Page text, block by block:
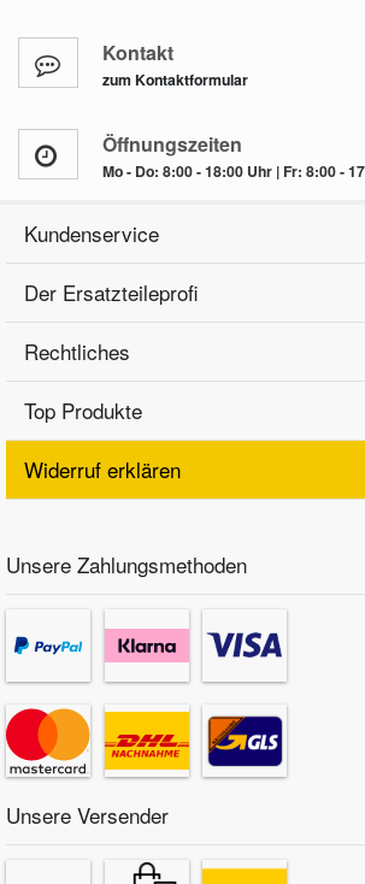
Kontakt
zum Kontaktformular
Öffnungszeiten
Mo - Do: 8:00 - 18:00 Uhr | Fr: 8:00 -
Kundenservice
Der Ersatzteileprofi
Rechtliches
Top Produkte
Widerruf erklären
Unsere Zahlungsmethoden
Unsere Versender